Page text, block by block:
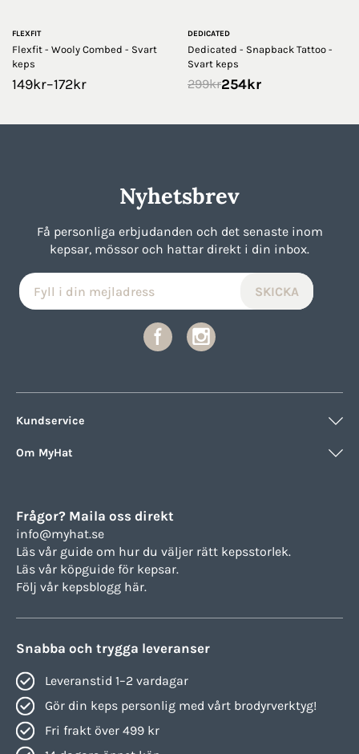
FLEXFIT
Flexfit - Wooly Combed - Svart
keps
149kr–172kr
DEDICATED
Dedicated - Snapback Tattoo -
Svart keps
299kr254kr
Nyhetsbrev
Få personliga erbjudanden och det senaste inom
kepsar, mössor och hattar direkt i din inbox.
Kundservice
Om MyHat
Frågor? Maila oss direkt
info@myhat.se
Läs vår guide om hur du väljer rätt kepsstorlek.
Läs vår köpguide för kepsar.
Följ vår kepsblogg här.
Snabba och trygga leveranser
Leveranstid 1–2 vardagar
Gör din keps personlig med vårt brodyrverktyg!
Fri frakt över 499 kr